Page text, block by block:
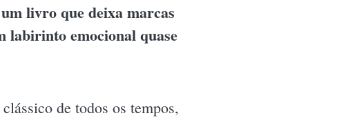
livro que deixa marcas
labirinto emocional quase
de todos os tempos,